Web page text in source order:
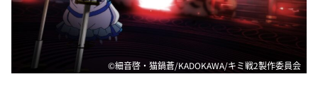
©細音啓・猫鍋蒼/KADOKAWA/キミ戦2製作委員会